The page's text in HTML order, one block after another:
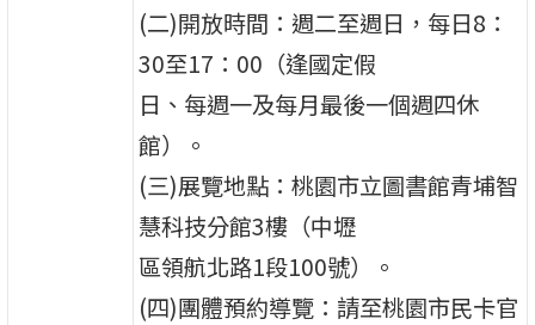
(二)開放時間：週二至週日，每日8：
30至17：00（逢國定假
日、每週一及每月最後一個週四休
館）。
(三)展覽地點：桃園市立圖書館青埔智
慧科技分館3樓（中壢
區領航北路1段100號）。
(四)團體預約導覽：請至桃園市民卡官